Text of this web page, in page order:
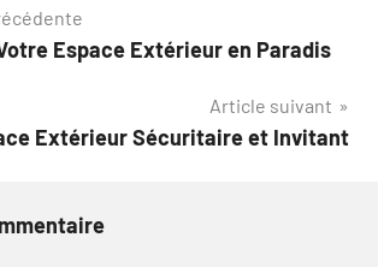
Espace Extérieur en Paradis
Article suivant
Extérieur Sécuritaire et Invitant